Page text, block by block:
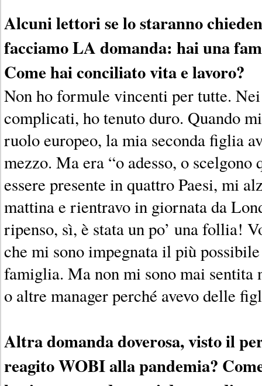
Alcuni lettori se lo staranno
facciamo LA domanda: hai una
Come hai conciliato vita e lavoro?
Non ho formule vincenti per tutte.
complicati, ho tenuto duro. Quando
ruolo europeo, la mia seconda figlia
mezzo. Ma era “o adesso, o
essere presente in quattro Paesi, mi
mattina e rientravo in giornata da
ripenso, sì, è stata un po’ una follia!
che mi sono impegnata il più
famiglia. Ma non mi sono mai sentita
o altre manager perché avevo delle
Altra domanda doverosa, visto il
reagito WOBI alla pandemia?